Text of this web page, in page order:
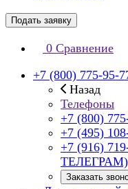
Подать заявку
0 Сравнение
+7 (800) 775-95-
Назад
Телефоны
+7 (800)
+7 (495)
+7 (916)
ТЕЛЕГРАМ)
Заказать